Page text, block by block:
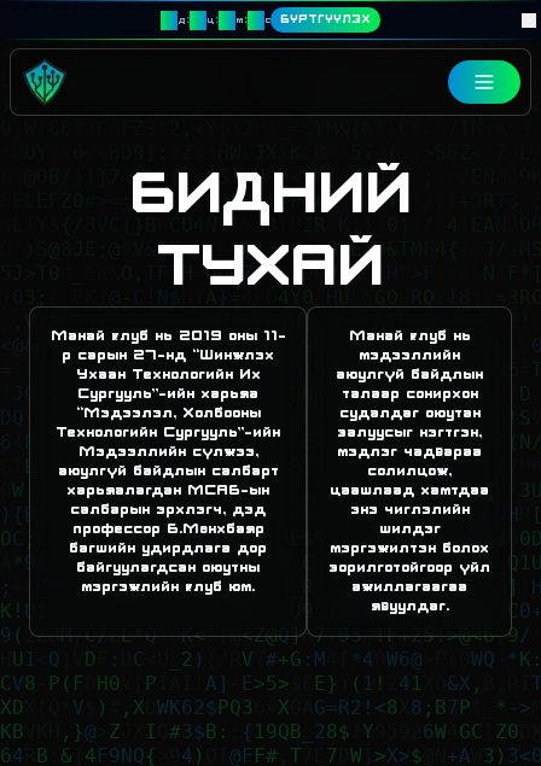
д : ц : м : с БҮРТГҮҮЛЭХ
БИДНИЙ
ТУХАЙ
Манай клуб нь 2019 оны 11-
р сарын 27-нд “Шинжлэх
Ухаан Технологийн Их
Сургууль”-ийн харьяа
“Мэдээлэл, Холбооны
Технологийн Сургууль”-ийн
Мэдээллийн сүлжээ,
аюулгүй байдлын салбарт
харьяалагдан МСАБ-ын
салбарын эрхлэгч, дэд
профессор Б.Мөнхбаяр
багшийн удирдлага дор
байгуулагдсан оюутны
мэргэжлийн клуб юм.
Манай клуб нь
мэдээллийн
аюулгүй байдлын
талаар сонирхон
судалдаг оюутан
залуусыг нэгтгэн,
мэдлэг чадвараа
солилцож,
цаашлаад хамтдаа
энэ чиглэлийн
шилдэг
мэргэжилтэн болох
зорилготойгоор үйл
ажиллагаагаа
явуулдаг.